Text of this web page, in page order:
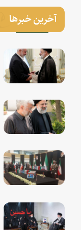
آخرین خبرها